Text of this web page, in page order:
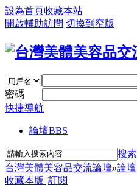
設為首頁收藏本站
開啟輔助訪問 切換到窄版
密碼
快捷導航
論壇BBS
搜索
台灣美體美容品交流論壇»論壇
收藏本版 |訂閱